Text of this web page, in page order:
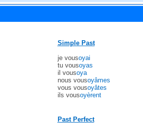
Simple Past
je vousoyai
tu vousoyas
il vousoya
nous vousoyâmes
vous vousoyâtes
ils vousoyèrent
Past Perfect